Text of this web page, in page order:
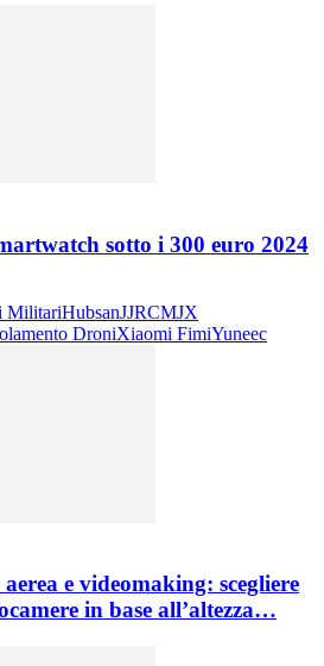
sotto i 300 euro 2024
MilitariHubsanJJRCMJX
DroniXiaomi FimiYuneec
e videomaking: scegliere
in base all’altezza…